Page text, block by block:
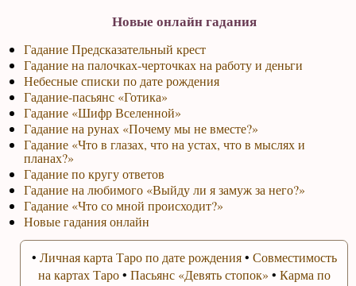
Новые онлайн гадания
Гадание Предсказательный крест
Гадание на палочках-черточках на работу и деньги
Небесные списки по дате рождения
Гадание-пасьянс «Готика»
Гадание «Шифр Вселенной»
Гадание на рунах «Почему мы не вместе?»
Гадание «Что в глазах, что на устах, что в мыслях и
планах?»
Гадание по кругу ответов
Гадание на любимого «Выйду ли я замуж за него?»
Гадание «Что со мной происходит?»
Новые гадания онлайн
• Личная карта Таро по дате рождения• Совместимость
на картах Таро• Пасьянс «Девять стопок» • Карма по